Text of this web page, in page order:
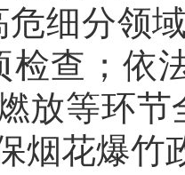
危细分领
检查；依
放等环节
烟花爆竹